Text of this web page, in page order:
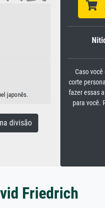
japonês.
divisão
Caso
corte
fazer essas
para você.
Friedrich